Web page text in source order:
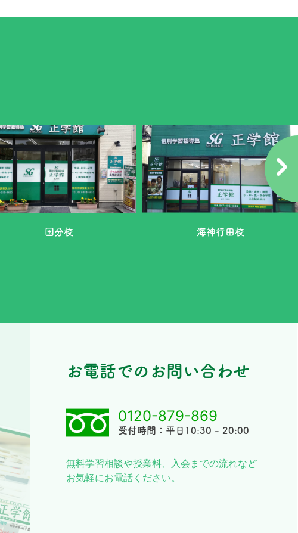
国分校 海神行田校
お電話でのお問い合わせ
0120-879-869
受付時間：平日10:30 - 20:00
無料学習相談や授業料、入会までの流れなど
お気軽にお電話ください。